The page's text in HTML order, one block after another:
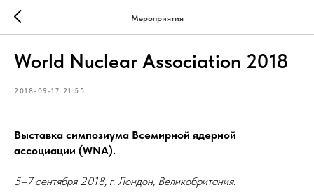
Мероприятия
World Nuclear Association 2018
2018-09-17 21:55
Выставка симпозиума Всемирной ядерной
ассоциации (WNA).
5–7 сентября 2018, г. Лондон, Великобритания.